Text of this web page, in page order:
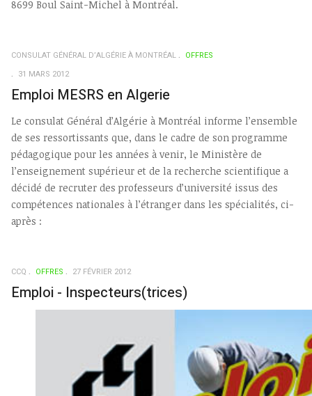
8699 Boul Saint-Michel à Montréal.
CONSULAT GÉNÉRAL D’ALGÉRIE À MONTRÉAL
OFFRES
31 MARS 2012
Emploi MESRS en Algerie
Le consulat Général d’Algérie à Montréal informe l’ensemble
de ses ressortissants que, dans le cadre de son programme
pédagogique pour les années à venir, le Ministère de
l’enseignement supérieur et de la recherche scientifique a
décidé de recruter des professeurs d’université issus des
compétences nationales à l’étranger dans les spécialités, ci-
après :
CCQ OFFRES 27 FÉVRIER 2012
Emploi - Inspecteurs(trices)